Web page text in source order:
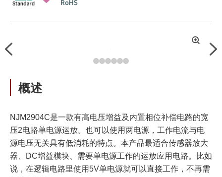
Previous
拡
概述
NJM2904C是一款有高电压增益及内置相位补偿电路的宽
压2电路单电源运放。也可以使用两电源，工作电流与电
源电压无关具有低消耗的特点。本产品最适合传感器放大
器、DC增益模块、需要单电源工作的运放应用电路。比如
说，在逻辑电路里使用5V单电源就可以直接工作，不再需